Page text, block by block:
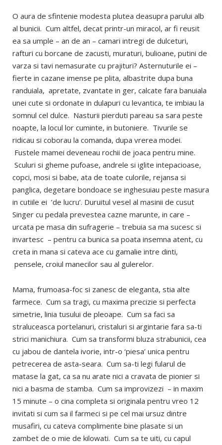
O aura de sfintenie modesta plutea deasupra parului alb
al bunicii. Cum altfel, decat printr-un miracol, ar fi reusit
ea sa umple – an de an – camari intregi de dulceturi,
rafturi cu borcane de zacusti, muraturi, bulioane, putini de
varza si tavi nemasurate cu prajituri? Asternuturile ei –
fierte in cazane imense pe plita, albastrite dupa buna
randuiala, apretate, zvantate in ger, calcate fara banuiala
unei cute si ordonate in dulapuri cu levantica, te imbiau la
somnul cel dulce. Nasturii pierduti pareau sa sara peste
noapte, la locul lor cuminte, in butoniere. Tivurile se
ridicau si coborau la comanda, dupa vrerea modei.
Fustele mamei deveneau rochii de joaca pentru mine.
Sculuri si gheme pufoase, andrele si iglite intepacioase,
copci, mosi si babe, ata de toate culorile, rejansa si
panglica, degetare bondoace se inghesuiau peste masura
in cutiile ei ’de lucru’. Duruitul vesel al masinii de cusut
Singer cu pedala prevestea cazne marunte, in care –
urcata pe masa din sufragerie – trebuia sa ma sucesc si
invartesc – pentru ca bunica sa poata insemna atent, cu
creta in mana si cateva ace cu gamalie intre dinti,
pensele, croiul manecilor sau al gulerelor.
Mama, frumoasa-foc si zanesc de eleganta, stia alte
farmece. Cum sa tragi, cu maxima precizie si perfecta
simetrie, linia tusului de pleoape. Cum sa faci sa
straluceasca portelanuri, cristaluri si argintarie fara sa-ti
strici manichiura. Cum sa transformi bluza strabunicii, cea
cu jabou de dantela ivorie, intr-o ‘piesa’ unica pentru
petrecerea de asta-seara. Cum sa-ti legi fularul de
matase la gat, ca sa nu arate nici a cravata de pionier si
nici a basma de stamba. Cum sa improvizezi – in maxim
15 minute – o cina completa si originala pentru vreo 12
invitati si cum sa il farmeci si pe cel mai ursuz dintre
musafiri, cu cateva complimente bine plasate si un
zambet de o mie de kilowati. Cum sa te uiti, cu capul